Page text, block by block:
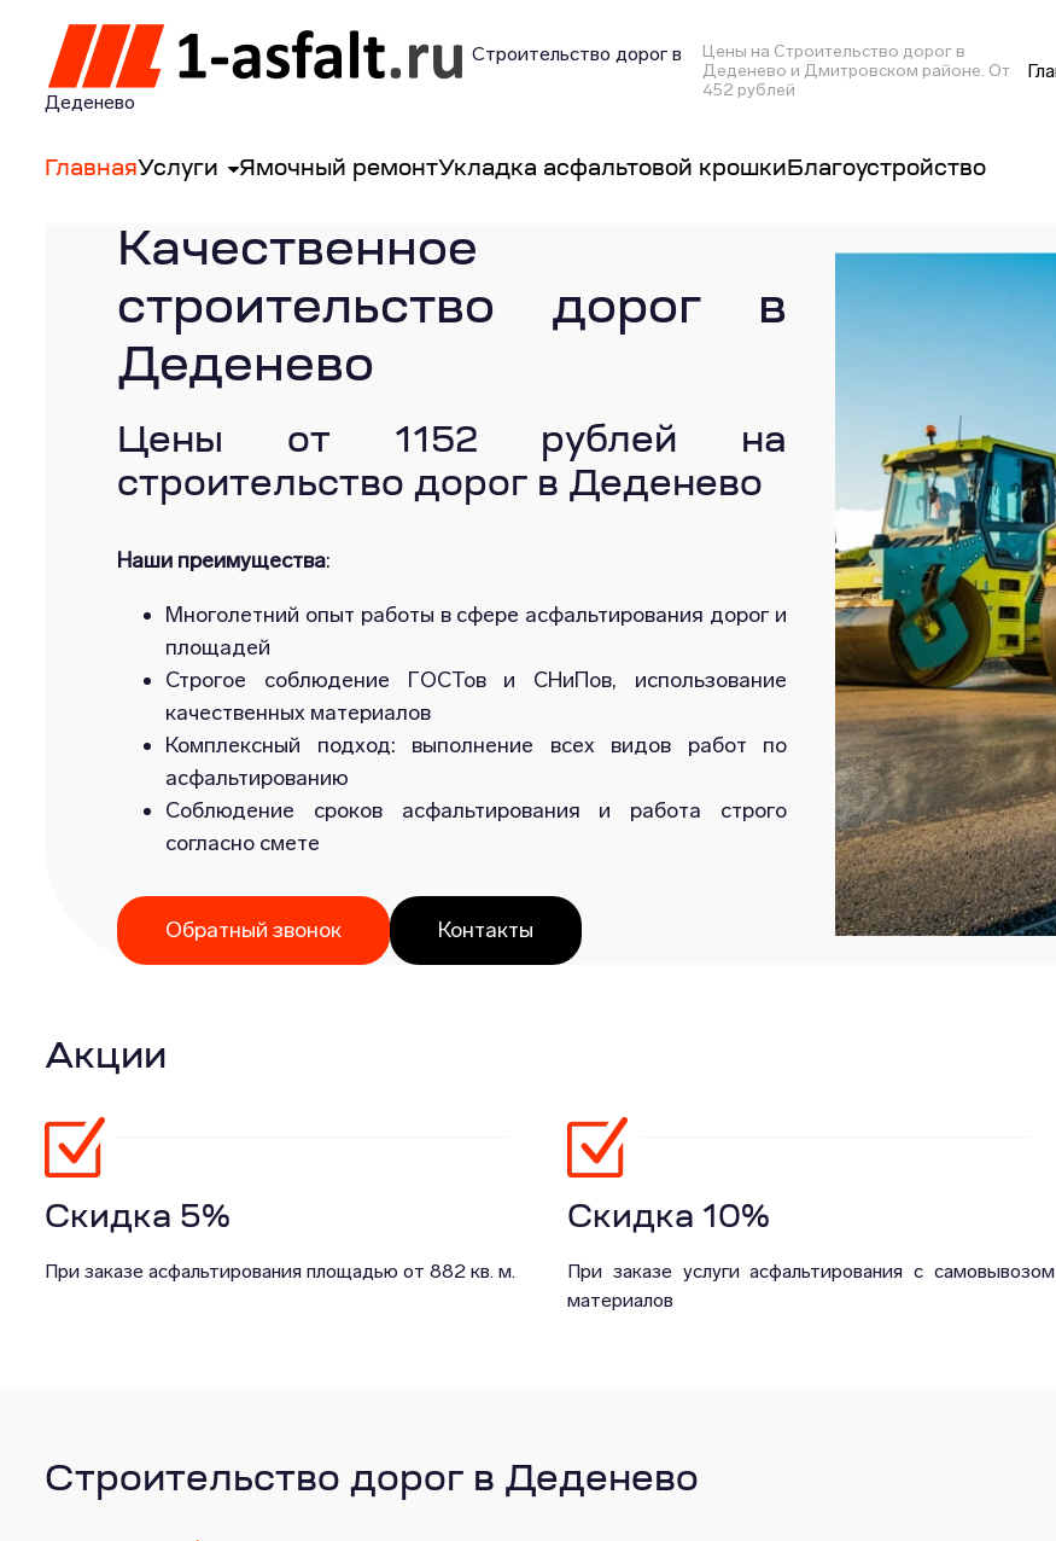
Строительство дорог в
Деденево
Цены на Строительство дорог в
Деденево и Дмитровском районе. От
452 рублей
ГлавнаяУслуги Ямочный ремонтУкладка асфальтовой крошки Благоустройство
Качественное
строительство дорог в
Деденево
Цены от 1152 рублей на
строительство дорог в Деденево
Наши преимущества:
Многолетний опыт работы в сфере асфальтирования дорог и
площадей
Строгое соблюдение ГОСТов и СНиПов, использование
качественных материалов
Комплексный подход: выполнение всех видов работ по
асфальтированию
Соблюдение сроков асфальтирования и работа строго
согласно смете
Обратный звонок Контакты
Акции
Скидка 5%
При заказе асфальтирования площадью от 882 кв. м.
Скидка 10%
При заказе услуги асфальтирования с самовывозом
материалов
Строительство дорог в Деденево